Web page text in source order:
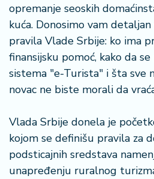
opremanje seoskih
kuća. Donosimo vam
pravila Vlade Srbije: ko ima
finansijsku pomoć, kako da
sistema "e-Turista" i šta sve
novac ne biste morali da
Vlada Srbije donela je
kojom se definišu pravila za
podsticajnih sredstava
unapređenju ruralnog